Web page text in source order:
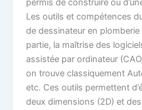
permis de construire ou
Les outils et compétences
de dessinateur en
partie, la maîtrise des
assistée par ordinateur
on trouve classiquement
etc. Ces outils permettent
deux dimensions (2D) et